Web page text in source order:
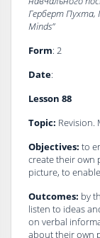
Герберт Пухта,
Minds”
Form: 2
Dаte:
Lesson 88
Topic: Revision.
Objectives: to
create their own
picture, to
Outcomes: by
listen to ideas
on verbal
about their own